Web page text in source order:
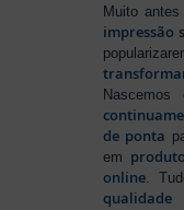
Muito
impressão
de ponta
em
online.
qualidade